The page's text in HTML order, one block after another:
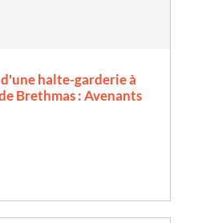
halte-garderie à
Brethmas : Avenants